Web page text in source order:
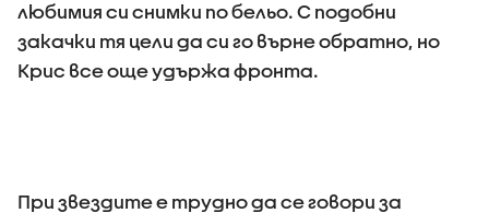
любимия си снимки по бельо. С подобни
закачки тя цели да си го върне обратно, но
Крис все още удържа фронта.
При звездите е трудно да се говори за